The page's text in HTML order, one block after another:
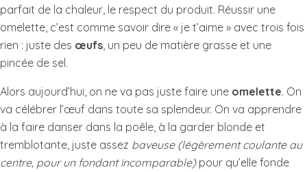
parfait de la chaleur, le respect du produit. Réussir une
omelette, c’est comme savoir dire « je t’aime » avec trois fois
rien : juste des œufs, un peu de matière grasse et une
pincée de sel.
Alors aujourd’hui, on ne va pas juste faire une omelette. On
va célébrer l’œuf dans toute sa splendeur. On va apprendre
à la faire danser dans la poêle, à la garder blonde et
tremblotante, juste assez baveuse (légèrement coulante au
centre, pour un fondant incomparable)pour qu’elle fonde